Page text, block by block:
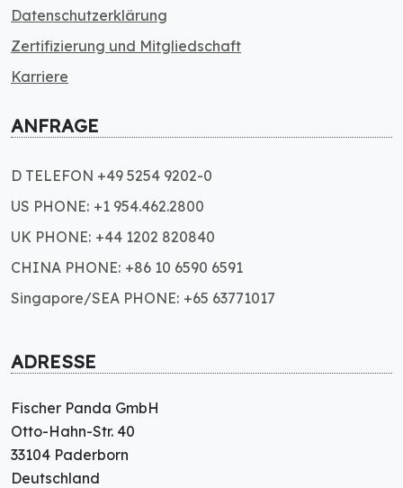
Datenschutzerklärung
Zertifizierung und Mitgliedschaft
Karriere
ANFRAGE
D TELEFON +49 5254 9202-0
US PHONE: +1 954.462.2800
UK PHONE: +44 1202 820840
CHINA PHONE: +86 10 6590 6591
Singapore/SEA PHONE: +65 63771017
ADRESSE
Fischer Panda GmbH
Otto-Hahn-Str. 40
33104 Paderborn
Deutschland